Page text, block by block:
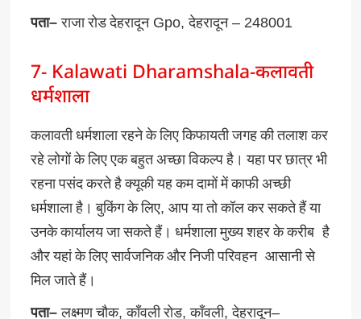
पता– राजा रोड देहरादूनGpo,देहरादून– 248001
7- Kalawati Dharamshala-कलावती
धर्मशाला
कलावती धर्मशाला रहने के लिए किफायती जगह की तलाश कर
रहे लोगों के लिए एक बहुत अच्छा विकल्प है। यहा पर छात्र भी
रहना पसंद करते है क्यूकी यह कम दामों में काफी अच्छी
धर्मशाला है। बुकिंग के लिए, आप या तो कॉल कर सकते हैं या
उनके कार्यालय जा सकते हैं। धर्मशाला मुख्य शहर के करीब है
और यहां के लिए सार्वजनिक और निजी परिवहन आसानी से
मिल जाते हैं।
पता– लक्ष्मण चौक,काँवली रोड,काँवली,देहरादून–